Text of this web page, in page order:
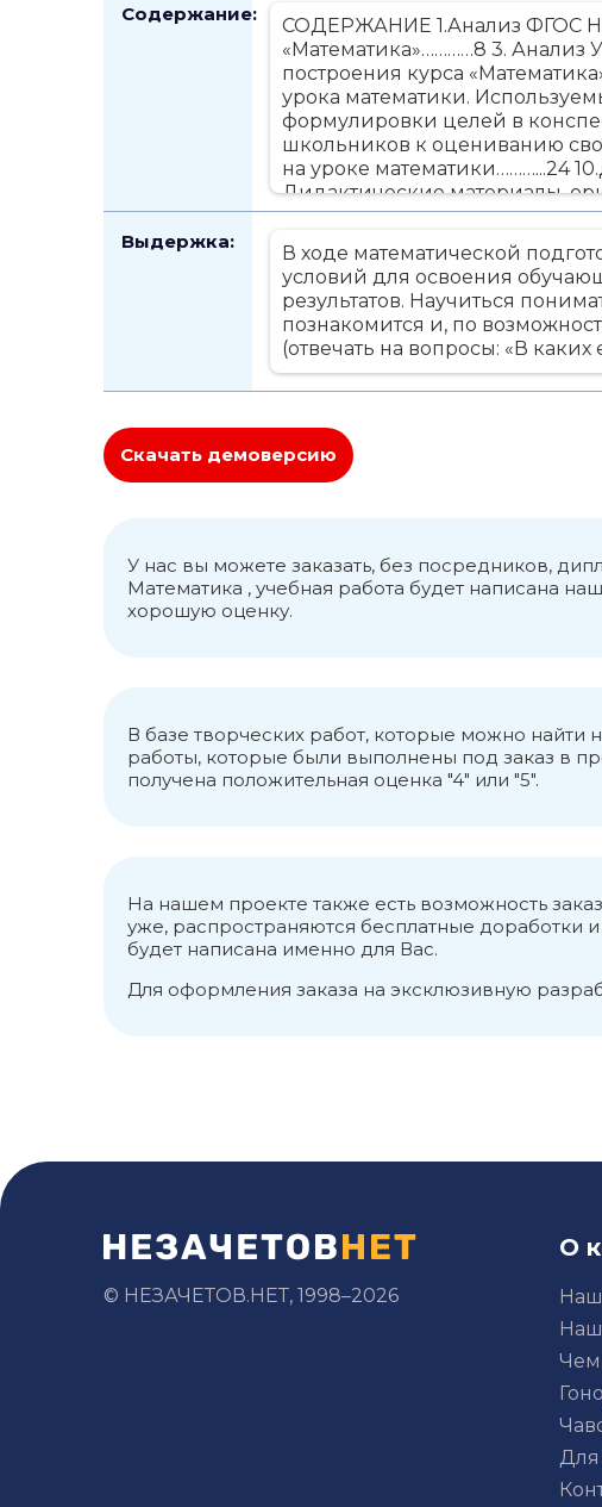
Содержание:
СОДЕРЖАНИЕ 1.Анализ ФГОС
«Математика»…………8 3.
построения курса
урока математики.
формулировки целей в
школьников к оцениванию
на уроке математики………...24
Дидактические материалы,
математики…………...28 12.
математики с
внеклассного мероприятия
15.Список использованной
Выдержка:
В ходе математической
условий для освоения
результатов. Научиться
познакомится и, по
(отвечать на вопросы: «В
Скачать демоверсию
У нас вы можете заказать, без посредников,
Математика , учебная работа будет написана
хорошую оценку.
В базе творческих работ, которые можно
работы, которые были выполнены под заказ в
получена положительная оценка "4" или "5".
На нашем проекте также есть возможность
уже, распространяются бесплатные доработки
будет написана именно для Вас.
Для оформления заказа на эксклюзивную
© НЕЗАЧЕТОВ.НЕТ, 1998–2026
О
Чем
Для